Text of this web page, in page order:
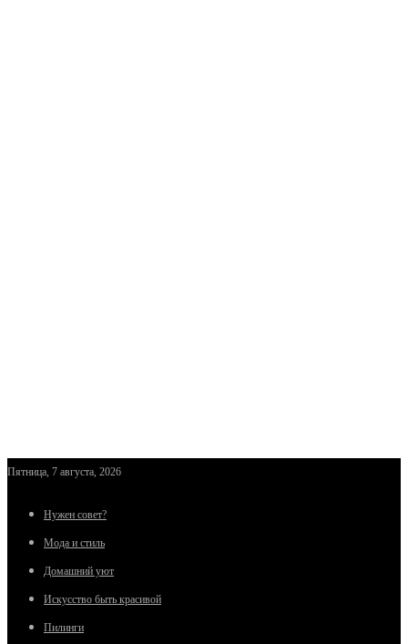
Пятница, 7 августа, 2026
Нужен совет?
Мода и стиль
Домашний уют
Искусство быть красивой
Пилинги